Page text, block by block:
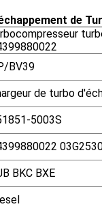
de
BV39
de turbo
5003S
BKC BXE